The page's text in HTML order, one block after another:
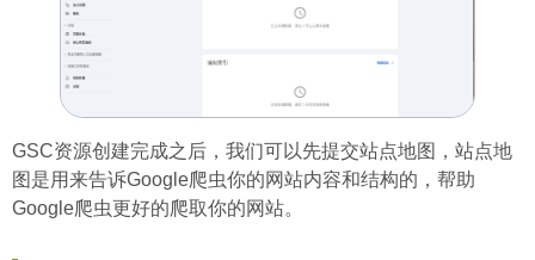
GSC资源创建完成之后，我们可以先提交站点地图，站点地
图是用来告诉Google爬虫你的网站内容和结构的，帮助
Google爬虫更好的爬取你的网站。